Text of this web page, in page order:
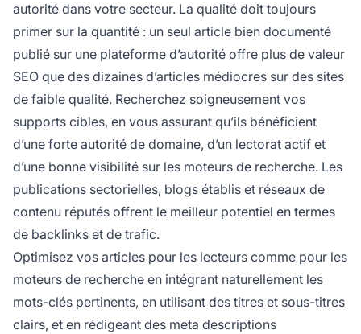
autorité dans votre secteur. La qualité doit toujours
primer sur la quantité : un seul article bien documenté
publié sur une plateforme d’autorité offre plus de valeur
SEO que des dizaines d’articles médiocres sur des sites
de faible qualité. Recherchez soigneusement vos
supports cibles, en vous assurant qu’ils bénéficient
d’une forte autorité de domaine, d’un lectorat actif et
d’une bonne visibilité sur les moteurs de recherche. Les
publications sectorielles, blogs établis et réseaux de
contenu réputés offrent le meilleur potentiel en termes
de backlinks et de trafic.
Optimisez vos articles pour les lecteurs comme pour les
moteurs de recherche en intégrant naturellement les
mots-clés pertinents, en utilisant des titres et sous-titres
clairs, et en rédigeant des meta descriptions